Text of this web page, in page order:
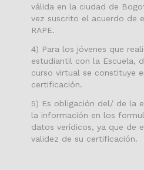
válida en la ciudad de
vez suscrito el acuerdo de
RAPE.
4) Para los jóvenes que
estudiantil con la Escuela,
curso virtual se constituye
certificación.
5) Es obligación del/ de la
la información en los
datos verídicos, ya que de
validez de su certificación.